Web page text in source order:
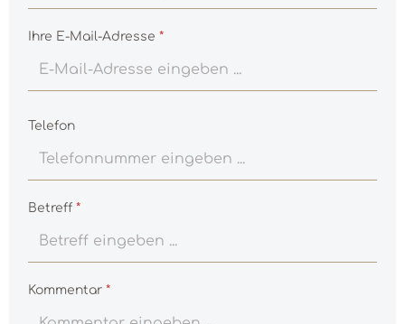
Ihre E-Mail-Adresse *
Telefon
Betreff *
Kommentar *